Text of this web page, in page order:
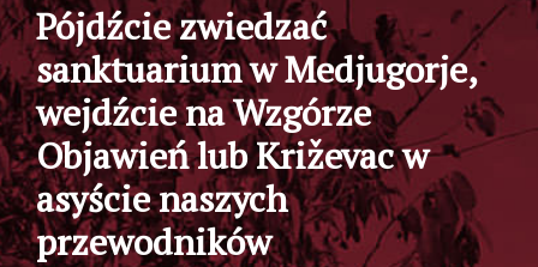
Pójdźcie zwiedzać
sanktuarium w Medjugorje,
wejdźcie na Wzgórze
Objawień lub Križevac w
asyście naszych
przewodników